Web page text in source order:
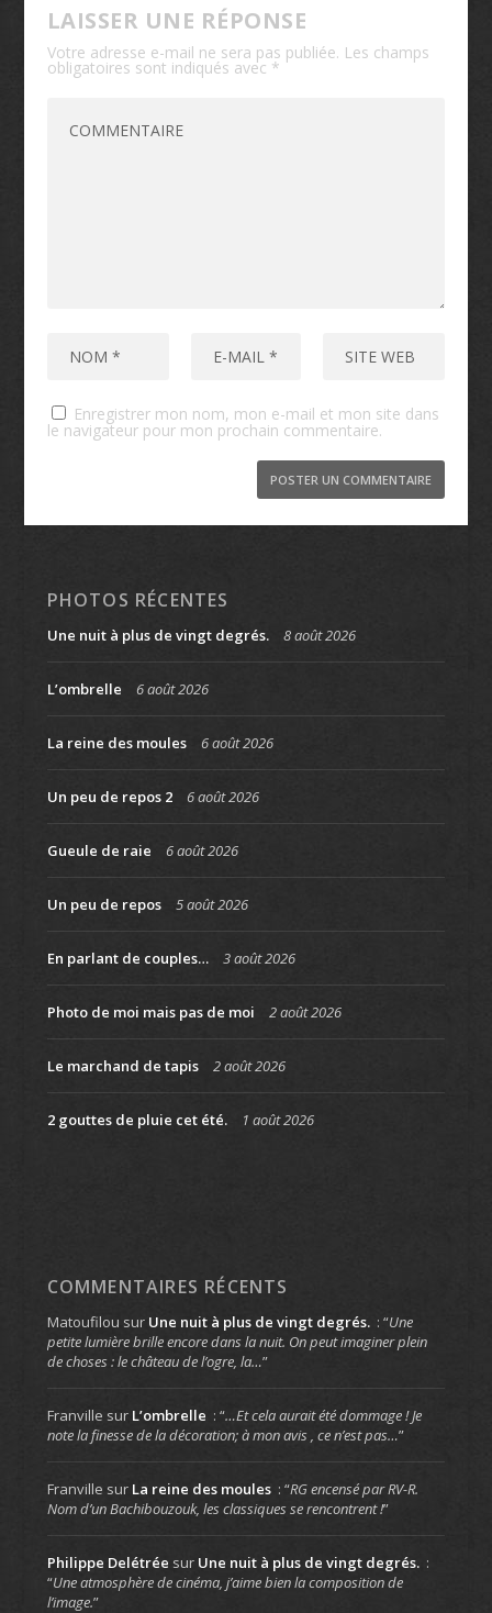
LAISSER UNE RÉPONSE
Votre adresse e-mail ne sera pas publiée. Les champs
obligatoires sont indiqués avec *
Enregistrer mon nom, mon e-mail et mon site dans
le navigateur pour mon prochain commentaire.
PHOTOS RÉCENTES
Une nuit à plus de vingt degrés. 8 août 2026
L’ombrelle 6 août 2026
La reine des moules 6 août 2026
Un peu de repos 2 6 août 2026
Gueule de raie 6 août 2026
Un peu de repos 5 août 2026
En parlant de couples… 3 août 2026
Photo de moi mais pas de moi 2 août 2026
Le marchand de tapis 2 août 2026
2 gouttes de pluie cet été. 1 août 2026
COMMENTAIRES RÉCENTS
Matoufilou sur Une nuit à plus de vingt degrés. : “Une
petite lumière brille encore dans la nuit. On peut imaginer plein
de choses : le château de l’ogre, la…”
Franville sur L’ombrelle : “…Et cela aurait été dommage ! Je
note la finesse de la décoration; à mon avis , ce n’est pas…”
Franville sur La reine des moules : “RG encensé par RV-R.
Nom d’un Bachibouzouk, les classiques se rencontrent !”
Philippe Delétrée sur Une nuit à plus de vingt degrés. :
“Une atmosphère de cinéma, j’aime bien la composition de
l’image.”